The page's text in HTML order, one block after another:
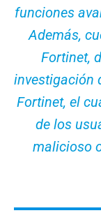
funciones
Además,
Fortinet,
investigación
Fortinet, el
de los
malicioso